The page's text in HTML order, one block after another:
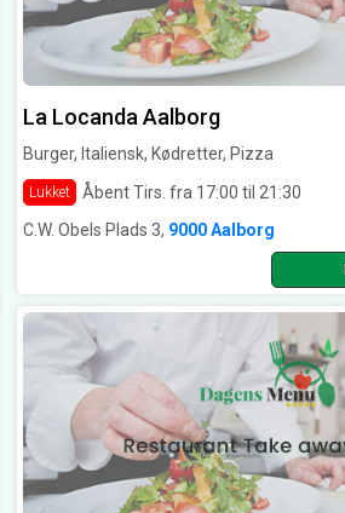
La Locanda Aalborg
Burger, Italiensk, Kødretter, Pizza
Lukket Åbent Tirs. fra 17:00 til 21:30
C.W. Obels Plads 3, 9000 Aalborg